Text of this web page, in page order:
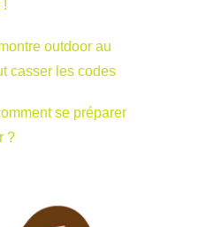
!
outdoor au
casser les codes
se préparer
?